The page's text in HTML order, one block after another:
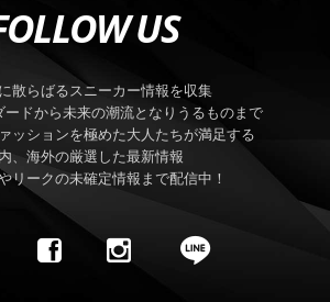
US
散らばるスニーカー情報を収集
ードから未来の潮流となりうるものまで
ッションを極めた大人たちが満足する
、海外の厳選した最新情報
リークの未確定情報まで配信中！